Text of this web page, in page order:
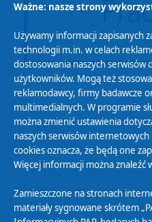
Polityka Prywatności
Zasady korzystania z Serwisu
Organizacje Pożytku
Cyfryzacja DAB+
Polityka ochrony danych
Ważne: nasze strony
Używamy informacji zapisanych
technologii m.in. w celach
dostosowania naszych
użytkowników. Mogą też
reklamodawcy, firmy badawcze
multimedialnych. W programie
można zmienić ustawienia
naszych serwisów
cookies oznacza, że będą one
Więcej informacji można znaleźć
Zamieszczone na stronach
materiały sygnowane skrótem